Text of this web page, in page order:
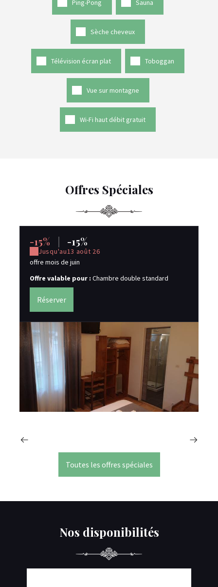
Ping-Pong Sauna
Sèche cheveux
Télévision écran plat Toboggan
Vue sur montagne
Wi-Fi haut débit gratuit
Offres Spéciales
-15% | -15%
Jusqu'au13 août 26
offre mois de juin
Offre valable pour : Chambre double standard
Réserver
Toutes les offres spéciales
Nos disponibilités